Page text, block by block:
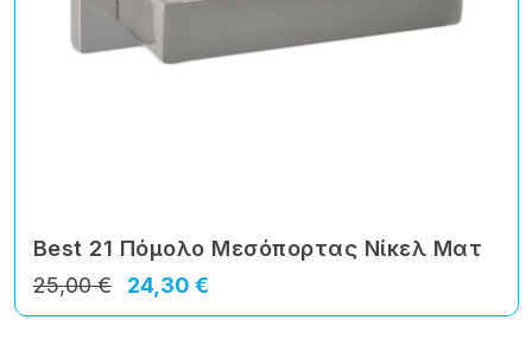
Best 21 Πόμολο Μεσόπορτας Νίκελ Ματ
24,30 €
25,00 €